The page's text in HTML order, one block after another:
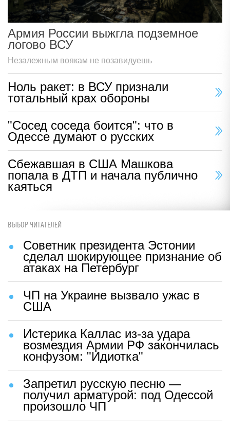
Армия России выжгла подземное
логово ВСУ
Незалежным воякам не позавидуешь
Ноль ракет: в ВСУ признали
тотальный крах обороны
"Сосед соседа боится": что в
Одессе думают о русских
Сбежавшая в США Машкова
попала в ДТП и начала публично
каяться
ВЫБОР ЧИТАТЕЛЕЙ
Советник президента Эстонии
сделал шокирующее признание об
атаках на Петербург
ЧП на Украине вызвало ужас в
США
Истерика Каллас из-за удара
возмездия Армии РФ закончилась
конфузом: "Идиотка"
Запретил русскую песню —
получил арматурой: под Одессой
произошло ЧП